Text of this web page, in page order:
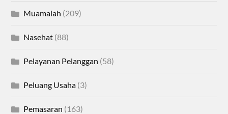
Muamalah (209)
Nasehat (88)
Pelayanan Pelanggan (58)
Peluang Usaha (3)
Pemasaran (163)